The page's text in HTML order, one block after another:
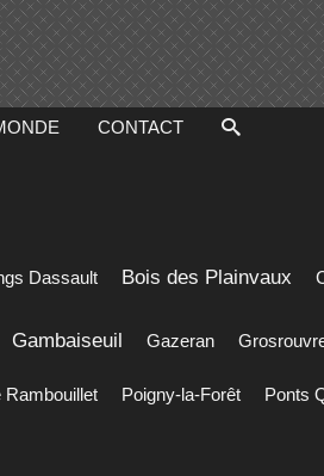
CONTACT
Dassault Bois des Plainvaux
Gambaiseuil Gazeran
Rambouillet Poigny-la-Forêt Ponts